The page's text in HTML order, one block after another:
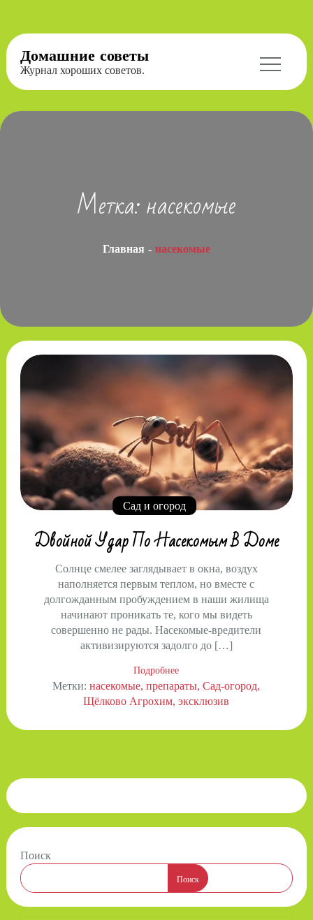
Перейти
содержимому
Домашние советы
Журнал хороших советов.
Метка:насекомые
Главная насекомые
Сад и огород
Двойной Удар По Насекомым В Доме
Солнце смелее заглядывает в окна, воздух
наполняется первым теплом, но вместе с
долгожданным пробуждением в наши жилища
начинают проникать те, кого мы видеть
совершенно не рады. Насекомые-вредители
активизируются задолго до […]
Подробнее
Метки:насекомые препараты Сад-огород
Щёлково Агрохим эксклюзив
Поиск
Поиск